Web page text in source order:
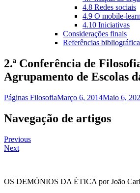
4.8 Redes sociais
4.9 O mobile-
4.10 Iniciativas
Considerações finais
Referências
2.ª Conferência de
Agrupamento de Escolas
Páginas FilosofiaMarço 6, 2014Maio 6,
Navegação de artigos
Previous
Next
OS DEMÓNIOS DA ÉTICA por João